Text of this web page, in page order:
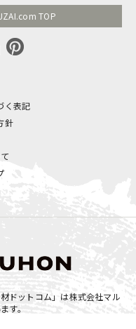
TOP
く表記
針
ドットコム」は株式会社マル
す。